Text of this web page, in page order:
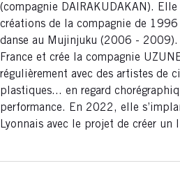
(compagnie DAIRAKUDAKAN).
créations de la compagnie de
danse au Mujinjuku (2006 -
France et crée la compagnie
régulièrement avec des artistes de
plastiques... en regard
performance. En 2022, elle
Lyonnais avec le projet de créer un